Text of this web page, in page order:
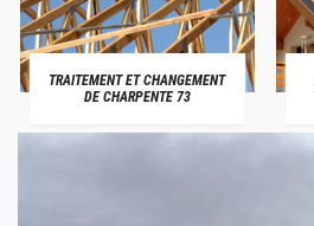
TRAITEMENT ET CHANGEMENT
DE CHARPENTE 73